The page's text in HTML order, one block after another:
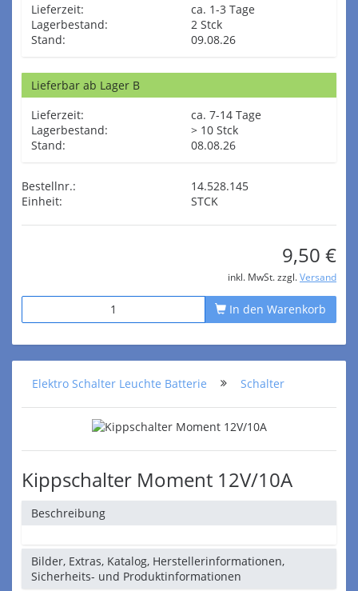
Lieferzeit:
ca. 1-3 Tage
Lagerbestand:
2 Stck
Stand:
09.08.26
Lieferbar ab Lager B
Lieferzeit:
ca. 7-14 Tage
Lagerbestand:
> 10 Stck
Stand:
08.08.26
Bestellnr.:
14.528.145
Einheit:
STCK
9,50 €
inkl. MwSt. zzgl. Versand
In den Warenkorb
Elektro Schalter Leuchte Batterie Schalter
Kippschalter Moment 12V/10A
Beschreibung
Bilder, Extras, Katalog, Herstellerinformationen,
Sicherheits- und Produktinformationen